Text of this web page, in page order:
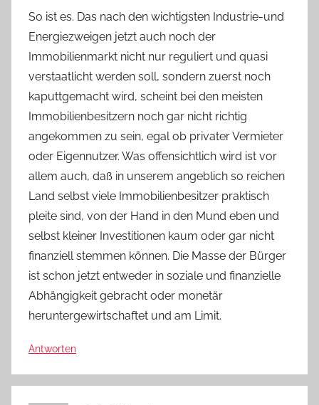
So ist es. Das nach den wichtigsten Industrie-und
Energiezweigen jetzt auch noch der
Immobilienmarkt nicht nur reguliert und quasi
verstaatlicht werden soll, sondern zuerst noch
kaputtgemacht wird, scheint bei den meisten
Immobilienbesitzern noch gar nicht richtig
angekommen zu sein, egal ob privater Vermieter
oder Eigennutzer. Was offensichtlich wird ist vor
allem auch, daß in unserem angeblich so reichen
Land selbst viele Immobilienbesitzer praktisch
pleite sind, von der Hand in den Mund eben und
selbst kleiner Investitionen kaum oder gar nicht
finanziell stemmen können. Die Masse der Bürger
ist schon jetzt entweder in soziale und finanzielle
Abhängigkeit gebracht oder monetär
heruntergewirtschaftet und am Limit.
Antworten